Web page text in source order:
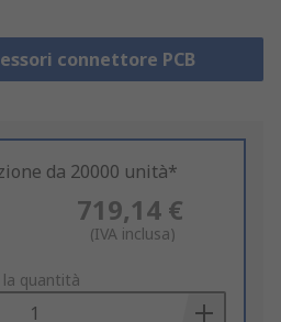
connettore PCB
da 20000 unità*
719,14 €
(IVA inclusa)
la quantità